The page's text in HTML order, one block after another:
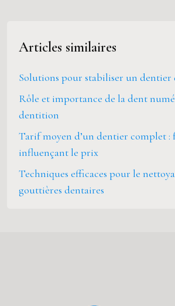
Articles similaires
Solutions pour stabiliser un dentier
Rôle et importance de la dent
dentition
Tarif moyen d’un dentier complet :
influençant le prix
Techniques efficaces pour le
gouttières dentaires